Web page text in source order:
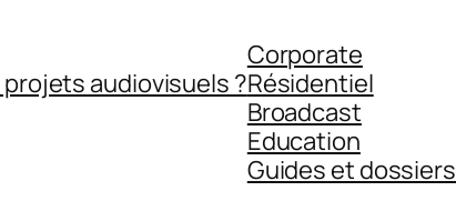
projets audiovisuels ?
Corporate
Résidentiel
Broadcast
Education
Guides et dossiers